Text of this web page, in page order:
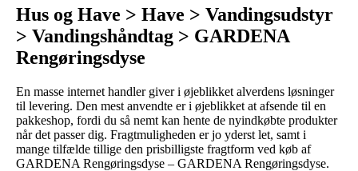
Hus og Have > Have > Vandingsudstyr
> Vandingshåndtag > GARDENA
Rengøringsdyse
En masse internet handler giver i øjeblikket alverdens løsninger
til levering. Den mest anvendte er i øjeblikket at afsende til en
pakkeshop, fordi du så nemt kan hente de nyindkøbte produkter
når det passer dig. Fragtmuligheden er jo yderst let, samt i
mange tilfælde tillige den prisbilligste fragtform ved køb af
GARDENA Rengøringsdyse – GARDENA Rengøringsdyse.